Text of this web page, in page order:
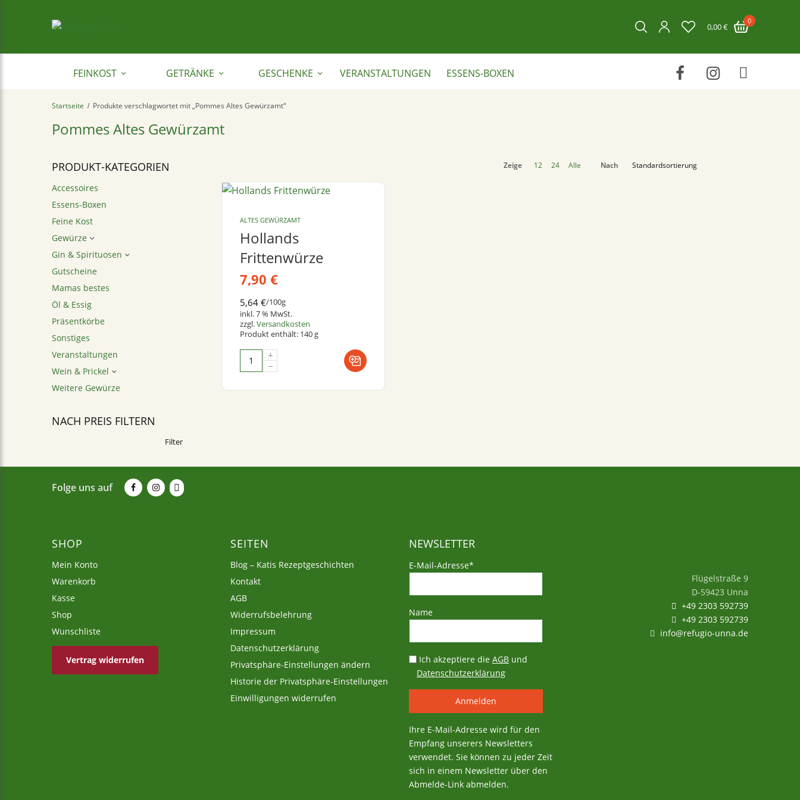
0,00€
0
FEINKOST GETRÄNKE GESCHENKE VERANSTALTUNGEN ESSENS-BOXEN
Startseite / Produkte verschlagwortet mit „Pommes Altes Gewürzamt“
Pommes Altes Gewürzamt
PRODUKT-KATEGORIEN
Accessoires
Essens-Boxen
Feine Kost
Gewürze
Gin & Spirituosen
Gutscheine
Mamas bestes
Öl & Essig
Präsentkörbe
Sonstiges
Veranstaltungen
Wein & Prickel
Weitere Gewürze
NACH PREIS FILTERN
Filter
Zeige 12 24 Alle Nach
ALTES GEWÜRZAMT
Hollands
Frittenwürze
7,90 €
5,64€/100g
inkl. 7 % MwSt.
zzgl.Versandkosten
Produkt enthält: 140g
Folge uns auf
SHOP
Mein Konto
Warenkorb
Kasse
Shop
Wunschliste
Vertrag widerrufen
SEITEN
Blog – Katis Rezeptgeschichten
Kontakt
AGB
Widerrufsbelehrung
Impressum
Datenschutzerklärung
Privatsphäre-Einstellungen ändern
Historie der Privatsphäre-Einstellungen
Einwilligungen widerrufen
NEWSLETTER
E-Mail-Adresse*
Name
Ich akzeptiere dieAGB und
Datenschutzerklärung
Ihre E-Mail-Adresse wird für den
Empfang unserers Newsletters
verwendet. Sie können zu jeder Zeit
sich in einem Newsletter über den
Abmelde-Link abmelden.
Flügelstraße 9
D-59423 Unna
+49 2303 592739
+49 2303 592739
info@refugio-unna.de